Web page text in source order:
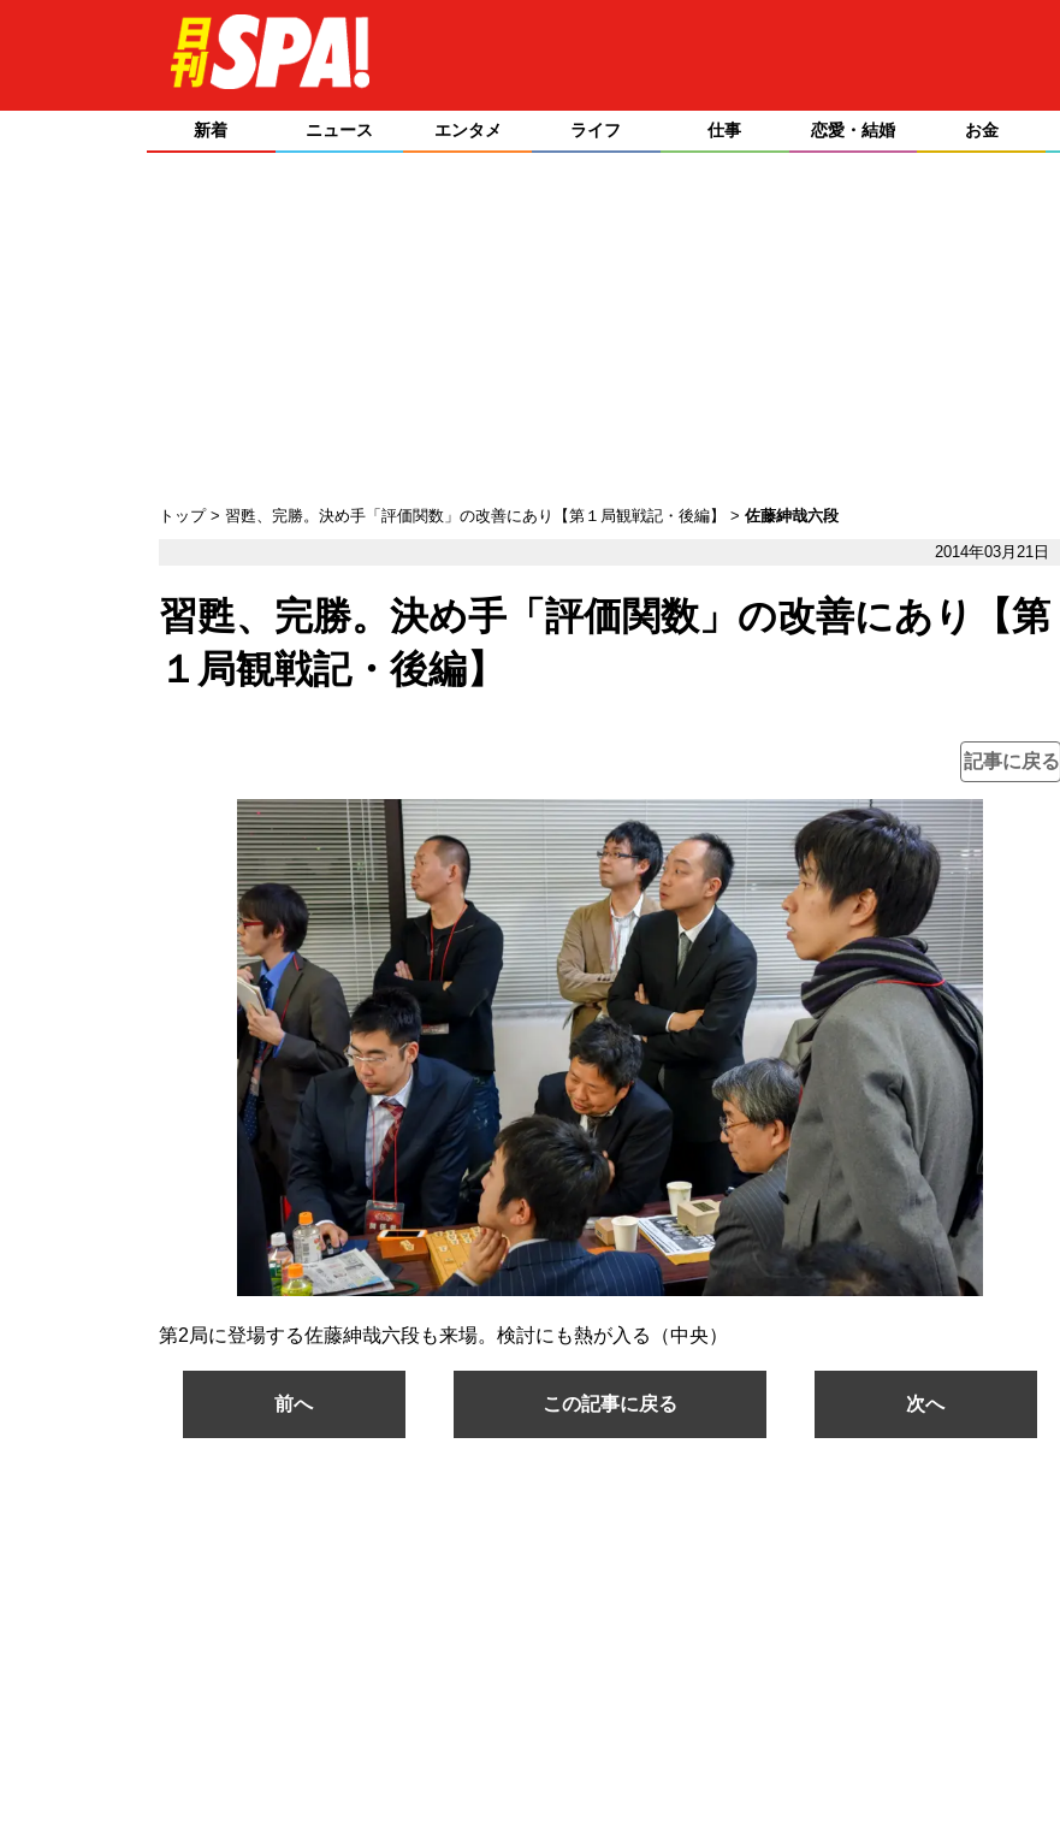
新着 ニュース エンタメ ライフ 仕事 恋愛・結婚 お金
トップ 習甦、完勝。決め手「評価関数」の改善にあり【第１局観戦記・後編】
佐藤紳哉六段
2014年03月21日
習甦、完勝。決め手「評価関数」の改善にあり【第
１局観戦記・後編】
記事に戻る
第2局に登場する佐藤紳哉六段も来場。検討にも熱が入る（中央）
前へ この記事に戻る 次へ